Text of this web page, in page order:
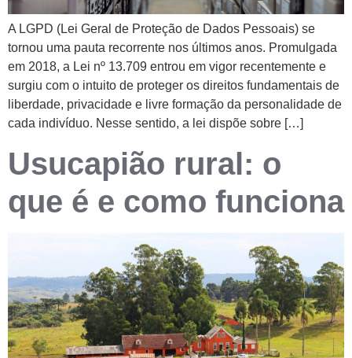
A LGPD (Lei Geral de Proteção de Dados Pessoais) se
tornou uma pauta recorrente nos últimos anos. Promulgada
em 2018, a Lei nº 13.709 entrou em vigor recentemente e
surgiu com o intuito de proteger os direitos fundamentais de
liberdade, privacidade e livre formação da personalidade de
cada indivíduo. Nesse sentido, a lei dispõe sobre […]
Usucapião rural: o
que é e como funciona